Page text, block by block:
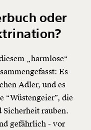
oder
„harmlose“
Es
Adler, und es
“Wüstengeier”, die
rauben.
gefährlich - vor